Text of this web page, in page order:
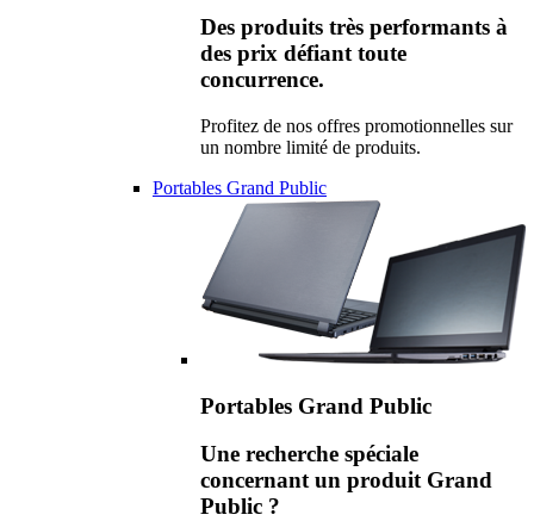
Des produits très performants à
des prix défiant toute
concurrence.
Profitez de nos offres promotionnelles sur
un nombre limité de produits.
Portables Grand Public
Portables Grand Public
Une recherche spéciale
concernant un produit Grand
Public ?